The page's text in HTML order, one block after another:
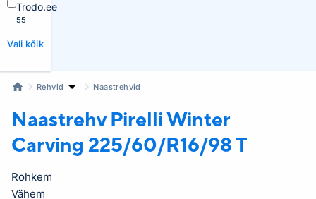
Trodo.ee
55
Vali kõik
Rehvid Naastrehvid
Naastrehv PirelliWinter
Carving 225/60/R16/98 T
Rohkem
Vähem